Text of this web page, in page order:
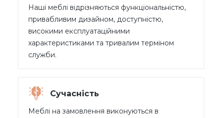
Наші меблі відрізняються функціональністю,
привабливим дизайном, доступністю,
високими експлуатаційними
характеристиками та тривалим терміном
служби.
Сучасність
Меблі на замовлення виконуються в